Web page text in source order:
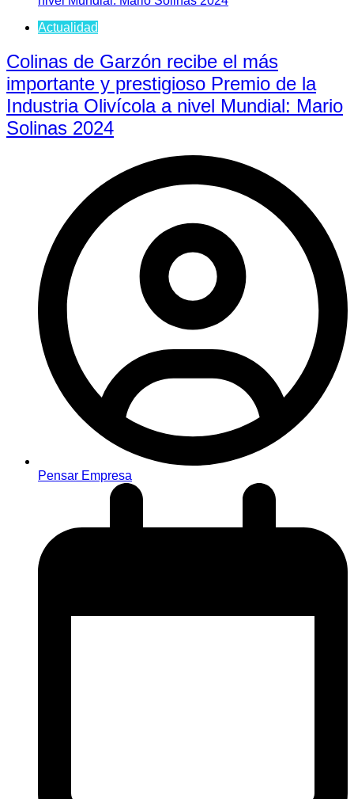
Actualidad
Colinas de Garzón recibe el más
importante y prestigioso Premio de la
Industria Olivícola a nivel Mundial: Mario
Solinas 2024
Pensar Empresa